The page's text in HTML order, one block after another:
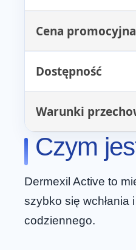
Cena promocyjna
Dostępność
Warunki
Czym
Dermexil Active to
szybko się wchłania
codziennego.